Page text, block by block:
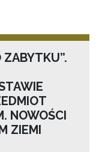
ZABYTKU”.
NOWOŚCI
ZIEMI